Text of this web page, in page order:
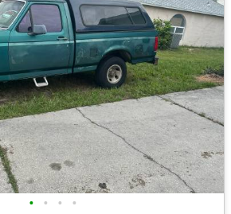
• • • •